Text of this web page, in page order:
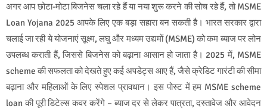
अगर आप छोटा-मोटा बिजनेस चला रहे हैं या नया शुरू करने की सोच रहे हैं, तो MSME
Loan Yojana 2025 आपके लिए एक बड़ा सहारा बन सकती है। भारत सरकार द्वारा
चलाई जा रही ये योजनाएं सूक्ष्म, लघु और मध्यम उद्यमों (MSME) को कम ब्याज पर लोन
उपलब्ध कराती हैं, जिससे बिजनेस को बढ़ाना आसान हो जाता है। 2025 में, MSME
scheme की सफलता को देखते हुए कई अपडेट्स आए हैं, जैसे क्रेडिट गारंटी की सीमा
बढ़ाना और महिलाओं के लिए स्पेशल प्रावधान। इस पोस्ट में हम MSME scheme
loan की पूरी डिटेल्स कवर करेंगे – ब्याज दर से लेकर पात्रता, दस्तावेज और आवेदन